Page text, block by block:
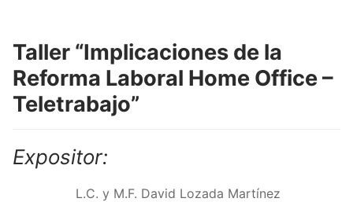
Taller “Implicaciones de la
Reforma Laboral Home Office –
Teletrabajo”
Expositor:
L.C. y M.F. David Lozada Martínez